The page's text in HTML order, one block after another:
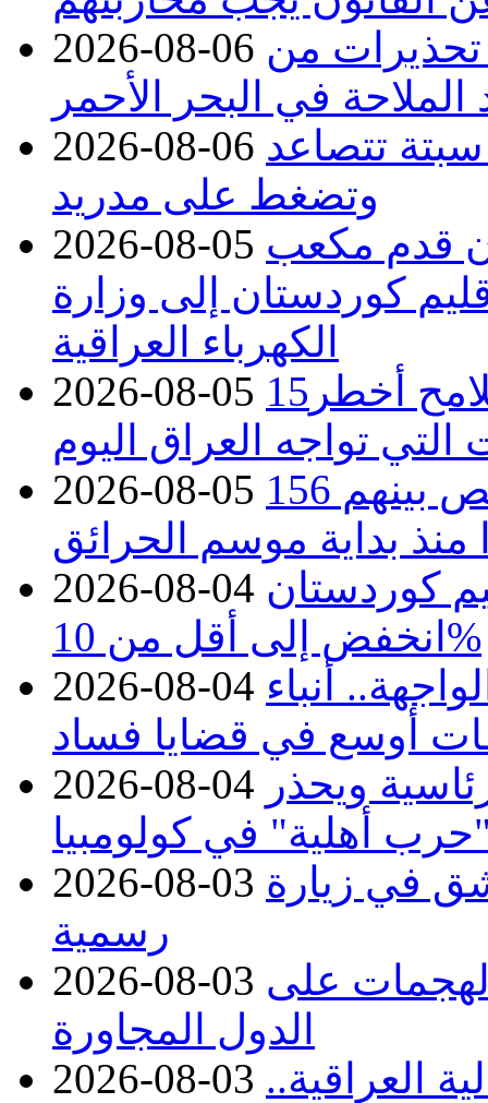
2026-08-06 من
الملاحة في البحر الأحمر
2026-08-06 تتصاعد
وتضغط على مدريد
2026-08-05 توريد 100 مليون قدم مكعب
كوردستان إلى وزارة
الكهرباء العراقية
2026-08-05 15كارثة بيئية ومناخية ترسم ملامح أخطر
التي تواجه العراق اليوم
2026-08-05 حرائق فرنسا.. توقيف 402 شخص بينهم 156
منذ بداية موسم الحرائق
2026-08-04 كوردستان
انخفض إلى أقل من 10%
2026-08-04 أنباء
أوسع في قضايا فساد
2026-08-04 ويحذر
أهلية" في كولومبيا
2026-08-03 في زيارة
رسمية
2026-08-03 على
الدول المجاورة
2026-08-03 العراقية..